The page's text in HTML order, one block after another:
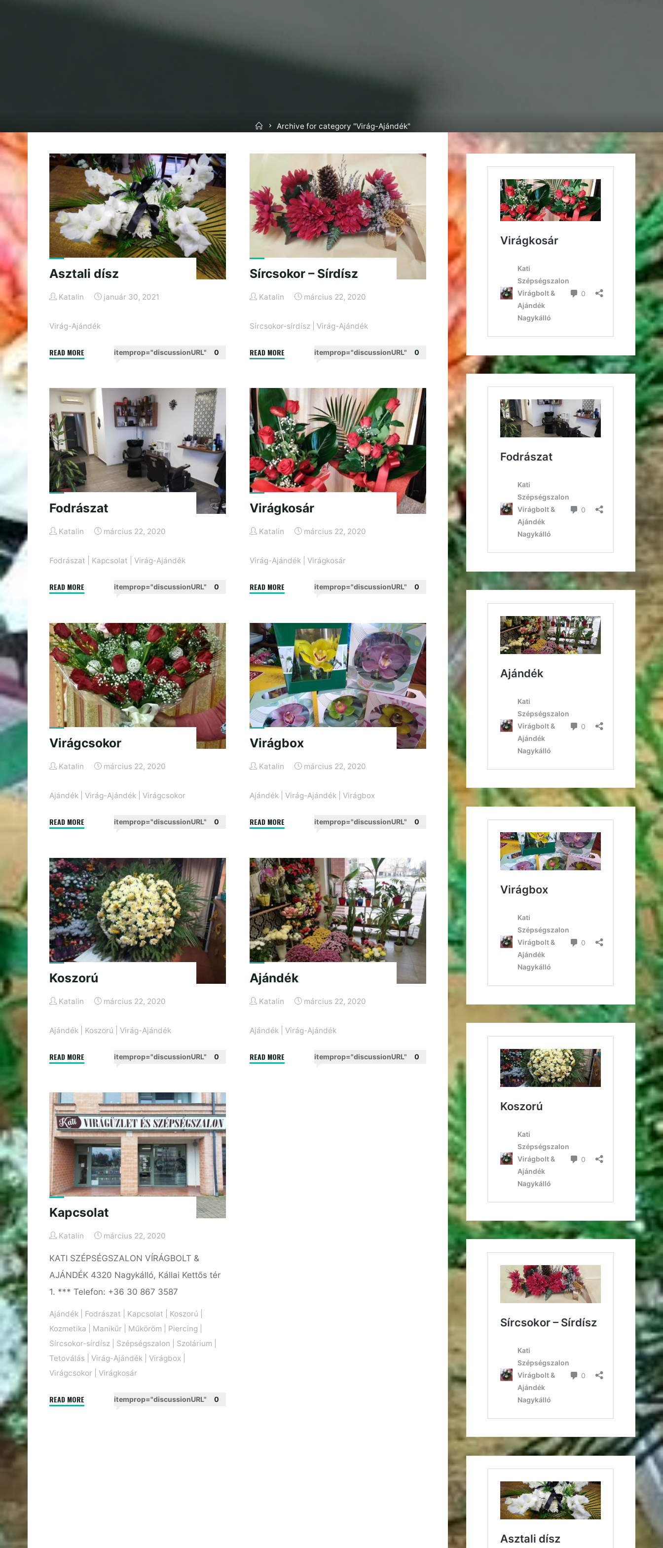
HomeArchive for category "Virág-Ajándék"
Asztali dísz
Katalin január 30, 2021
Virág-Ajándék
READ MORE"Asztali
itemprop="discussionURL" 0
Sírcsokor – Sírdísz
Katalin március 22, 2020
Sírcsokor-sírdísz Virág-Ajándék
READ MORE itemprop="discussionURL" 0
Fodrászat
Katalin március 22, 2020
Fodrászat Kapcsolat Virág-Ajándék
READ MORE"Fodrászat" itemprop="discussionURL" 0
Virágkosár
Katalin március 22, 2020
Virág-Ajándék Virágkosár
READ MORE "Virágkosár"itemprop="discussionURL" 0
Virágcsokor
Katalin március 22, 2020
Ajándék Virág-Ajándék Virágcsokor
READ MORE"Virágcsokor"itemprop="discussionURL" 0
Virágbox
Katalin március 22, 2020
Ajándék Virág-Ajándék Virágbox
READ MORE itemprop="discussionURL" 0
Koszorú
Katalin március 22, 2020
Ajándék Koszorú Virág-Ajándék
READ MORE"Koszorú" itemprop="discussionURL" 0
Ajándék
Katalin március 22, 2020
Ajándék Virág-Ajándék
READ MORE itemprop="discussionURL" 0
Kapcsolat
Katalin március 22, 2020
KATI SZÉPSÉGSZALON VÍRÁGBOLT &
AJÁNDÉK 4320 Nagykálló, Kállai Kettős tér
1. *** Telefon: +36 30 867 3587
Ajándék Fodrászat Kapcsolat Koszorú
Kozmetika
Manikűr Műköröm Piercing
Sírcsokor-sírdísz
Szépségszalon Szolárium
Tetoválás
Virág-Ajándék Virágbox
Virágcsokor
Virágkosár
READ MORE"Kapcsolat" itemprop="discussionURL" 0